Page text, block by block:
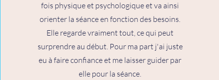
fois physique et psychologique et va ainsi
orienter la séance en fonction des besoins.
Elle regarde vraiment tout, ce qui peut
surprendre au début. Pour ma part j'ai juste
eu à faire confiance et me laisser guider par
elle pour la séance.